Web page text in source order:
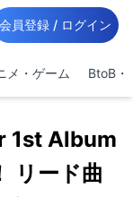
会員登録 / ログイン
メ・ゲーム BtoB・
1st Album
リード曲